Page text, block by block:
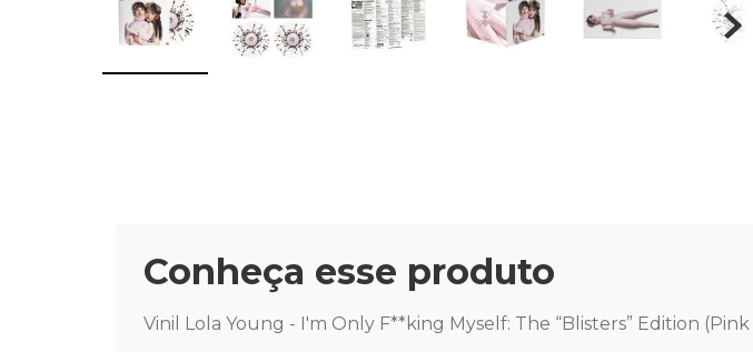
Conheça esse produto
Vinil Lola Young - I'm Only F**king Myself: The “Blisters” Edition